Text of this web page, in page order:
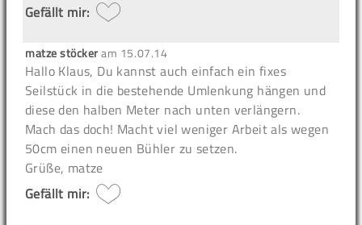
Gefällt mir:
matze stöckeram 15.07.14
Hallo Klaus, Du kannst auch einfach ein fixes
Seilstück in die bestehende Umlenkung hängen und
diese den halben Meter nach unten verlängern.
Mach das doch! Macht viel weniger Arbeit als wegen
50cm einen neuen Bühler zu setzen.
Grüße, matze
Gefällt mir: